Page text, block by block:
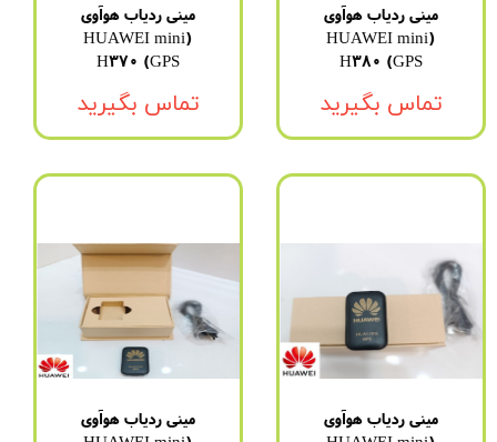
مینی ردیاب هوآوی
(HUAWEI mini
GPS) H380
تماس بگیرید
مینی ردیاب هوآوی
(HUAWEI mini
GPS) H370
تماس بگیرید
مینی ردیاب هوآوی
مینی ردیاب هوآوی